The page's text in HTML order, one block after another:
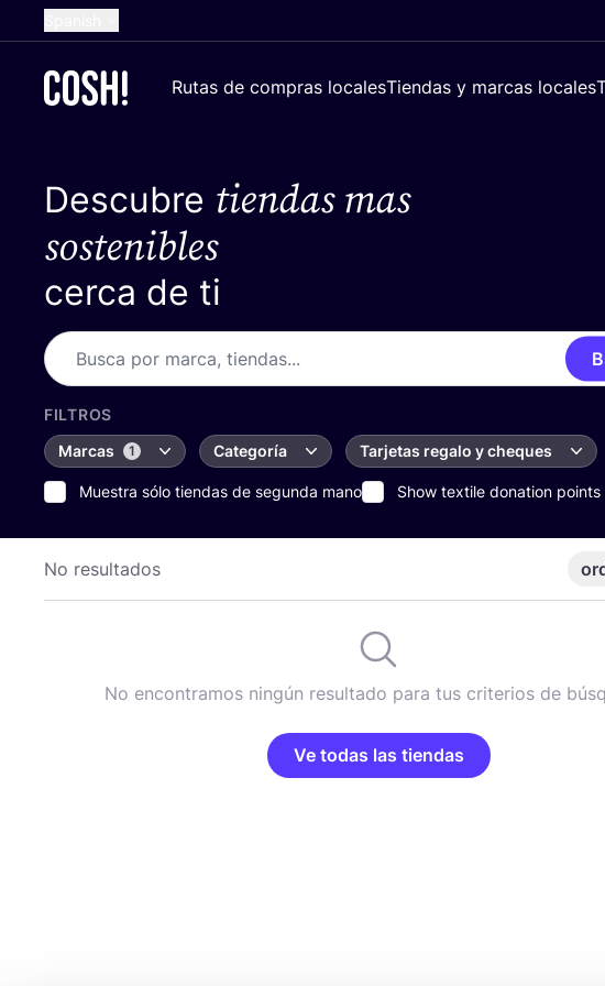
Dutch
German
Rutas de compras localesTiendas y marcas locales
Descubre tiendas mas
sostenibles
cerca de ti
FILTROS
Marcas
1 Categoría Tarjetas regalo y cheques
Muestra sólo tiendas de segunda mano Show textile donation points
No resultados
No encontramos ningún resultado para tus criterios de
Ve todas las tiendas